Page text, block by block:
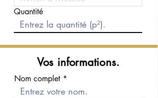
Quantité
Vos informations.
Nom complet